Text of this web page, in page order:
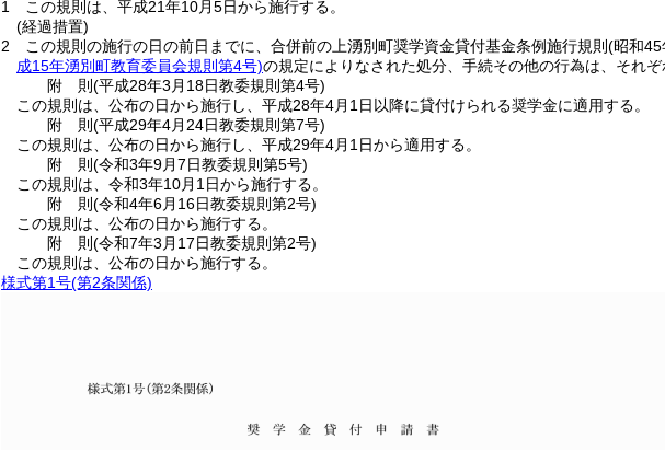
1
この規則は、平成21年10月5日から施行する。
(経過措置)
2
この規則の施行の日の前日までに、合併前の上湧別町奨学資金貸付基金条例施行規則 (昭和45
成15年湧別町教育委員会規則第4号)の規定によりなされた処分、手続その他の行為は、それ
附 則(平成28年3月18日教委規則第4号)
この規則は、公布の日から施行し、平成28年4月1日以降に貸付けられる奨学金に適用する。
附 則(平成29年4月24日教委規則第7号)
この規則は、公布の日から施行し、平成29年4月1日から適用する。
附 則(令和3年9月7日教委規則第5号)
この規則は、令和3年10月1日から施行する。
附 則(令和4年6月16日教委規則第2号)
この規則は、公布の日から施行する。
附 則(令和7年3月17日教委規則第2号)
この規則は、公布の日から施行する。
様式第1号(第2条関係)